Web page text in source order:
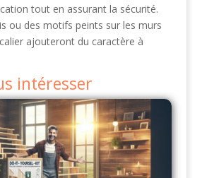
tout en assurant la sécurité.
ou des motifs peints sur les murs
ajouteront du caractère à
intéresser